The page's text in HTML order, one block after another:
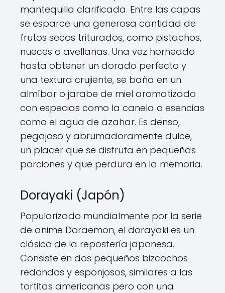
mantequilla clarificada. Entre las capas
se esparce una generosa cantidad de
frutos secos triturados, como pistachos,
nueces o avellanas. Una vez horneado
hasta obtener un dorado perfecto y
una textura crujiente, se baña en un
almíbar o jarabe de miel aromatizado
con especias como la canela o esencias
como el agua de azahar. Es denso,
pegajoso y abrumadoramente dulce,
un placer que se disfruta en pequeñas
porciones y que perdura en la memoria.
Dorayaki (Japón)
Popularizado mundialmente por la serie
de anime Doraemon, el dorayaki es un
clásico de la repostería japonesa.
Consiste en dos pequeños bizcochos
redondos y esponjosos, similares a las
tortitas americanas pero con una